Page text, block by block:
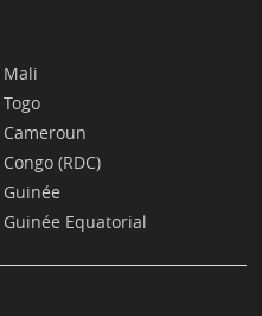
Mali
Togo
Cameroun
Congo (RDC)
Guinée
Guinée Equatorial